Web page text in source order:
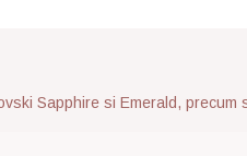
Sapphire si Emerald,